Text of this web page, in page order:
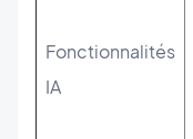
Fonctionnalités
IA